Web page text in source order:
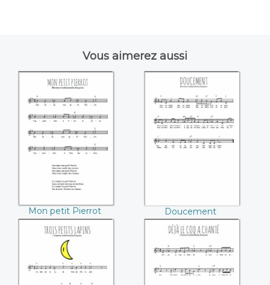
Vous aimerez aussi
Mon petit Pierrot
Mon petit Pierrot
Doucement
Doucement
Trois petits lapins
Déjà le coq a
chanté